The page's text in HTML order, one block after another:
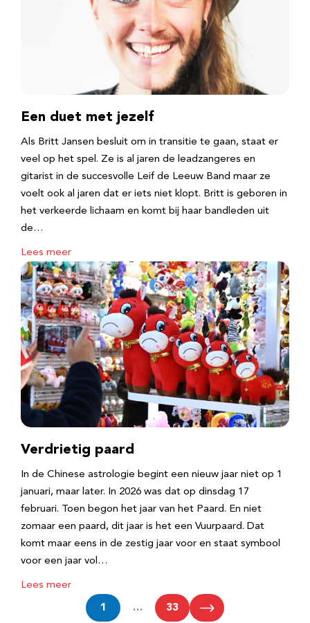
Een duet met jezelf
Als Britt Jansen besluit om in transitie te gaan, staat er
veel op het spel. Ze is al jaren de leadzangeres en
gitarist in de succesvolle Leif de Leeuw Band maar ze
voelt ook al jaren dat er iets niet klopt. Britt is geboren in
het verkeerde lichaam en komt bij haar bandleden uit
de…
Lees meer
Verdrietig paard
In de Chinese astrologie begint een nieuw jaar niet op 1
januari, maar later. In 2026 was dat op dinsdag 17
februari. Toen begon het jaar van het Paard. En niet
zomaar een paard, dit jaar is het een Vuurpaard. Dat
komt maar eens in de zestig jaar voor en staat symbool
voor een jaar vol…
Lees meer
1 … 33